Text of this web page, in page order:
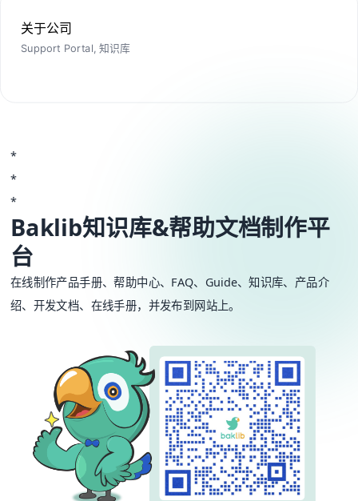
关于公司
Support Portal, 知识库
*
*
*
Baklib知识库&帮助文档制作平
台
在线制作产品手册、帮助中心、FAQ、Guide、知识库、产品介
绍、开发文档、在线手册，并发布到网站上。